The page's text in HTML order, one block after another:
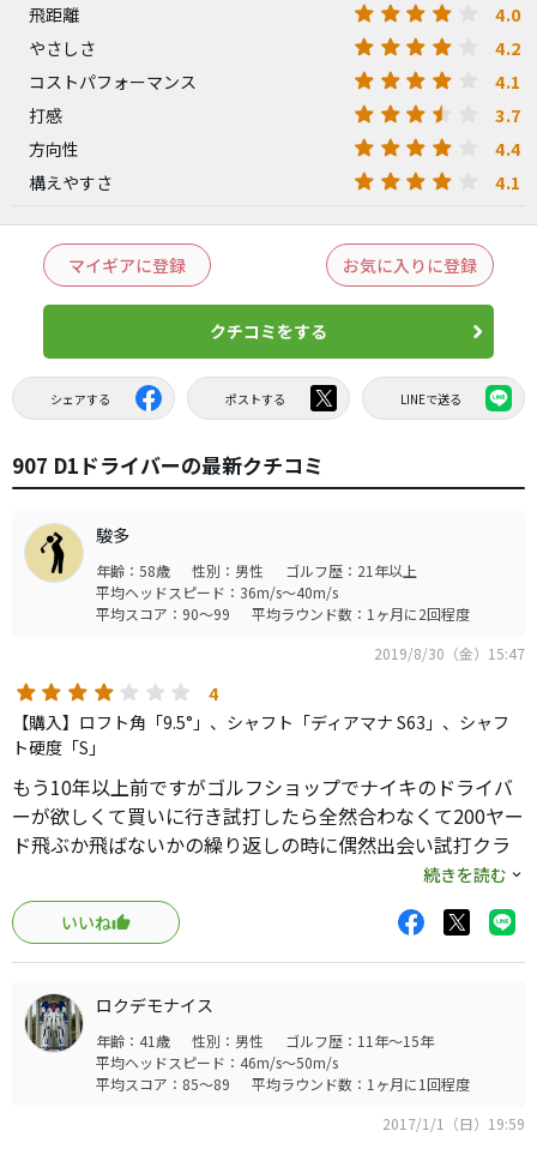
飛距離
4.0
やさしさ 4.2
コストパフォーマンス 4.1
打感 3.7
方向性 4.4
構えやすさ 4.1
マイギアに登録 お気に入りに登録
クチコミをする
シェアする ポストする LINEで送る
907 D1ドライバーの最新クチコミ
駿多
年齢：58歳 性別：男性
ゴルフ歴：21年以上
平均ヘッドスピード：36m/s～40m/s
平均スコア：90～99
平均ラウンド数：1ヶ月に2回程度
2019/8/30（金）15:47
4
【購入】ロフト角「9.5°」、シャフト「ディアマナ S63」、シャフ
ト硬度「S」
もう10年以上前ですがゴルフショップでナイキのドライバ
ーが欲しくて買いに行き試打したら全然合わなくて200ヤー
ド飛ぶか飛ばないかの繰り返しの時に偶然出会い試打クラ
ブあるか聞いたらあったので打ったらいきなり240ヤードで
て店員さんからもお客様に合ってますよと勧められ購入
へ…
ラウンドではおかげさまで当時は飛ばし屋で有名でした
当時で304ヤードを記録してます
今ではすっかりヘタリ飛んでも230ヤードくらいです
そろそろ買い替えを検討中ですが本当にお世話になったい
いクラブです
続きを読む
いいね
ロクデモナイス
年齢：41歳 性別：男性
ゴルフ歴：11年～15年
平均ヘッドスピード：46m/s～50m/s
平均スコア：85～89
平均ラウンド数：1ヶ月に1回程度
2017/1/1（日）19:59